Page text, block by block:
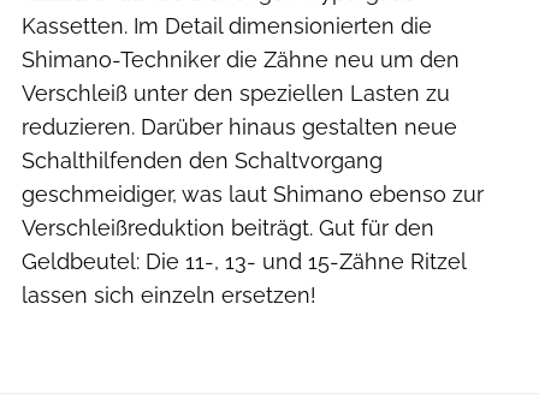
Kassetten. Im Detail dimensionierten die
Shimano-Techniker die Zähne neu um den
Verschleiß unter den speziellen Lasten zu
reduzieren. Darüber hinaus gestalten neue
Schalthilfenden den Schaltvorgang
geschmeidiger, was laut Shimano ebenso zur
Verschleißreduktion beiträgt. Gut für den
Geldbeutel: Die 11-, 13- und 15-Zähne Ritzel
lassen sich einzeln ersetzen!